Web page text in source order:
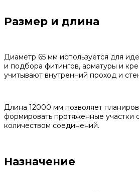
Размер и длина
Диаметр 65 мм используется для
и подбора фитингов, арматуры и
учитывают внутренний проход и
Длина 12000 мм позволяет
формировать протяженные участки
количеством соединений.
Назначение